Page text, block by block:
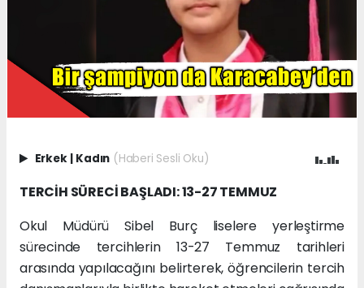
Erkek Kadın (Haberi Sesli Oku)
TERCİH SÜRECİ BAŞLADI: 13-27 TEMMUZ
Okul Müdürü Sibel Burç liselere yerleştirme
sürecinde tercihlerin 13-27 Temmuz tarihleri
arasında yapılacağını belirterek, öğrencilerin tercih